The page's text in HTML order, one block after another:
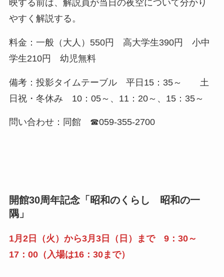
映する前は、解説員が当日の夜空について分かり
やすく解説する。
料金：一般（大人）550円 高大学生390円 小中
学生210円 幼児無料
備考：投影タイムテーブル 平日15：35～ 土
日祝・冬休み 10：05～、11：20～、15：35～
問い合わせ：同館 ☎059-355-2700
開館30周年記念「昭和のくらし 昭和の一
隅」
1月2日（火）から3月3日（日）まで
9：30～
17：00（入場は16：30まで）